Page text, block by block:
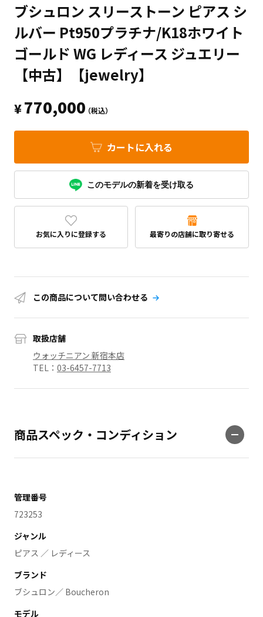
ブシュロン スリーストーン ピアス シ
ルバー Pt950プラチナ/K18ホワイト
ゴールド WG レディース ジュエリー
【中古】【jewelry】
¥770,000（税込）
カートに入れる
このモデルの新着を受け取る
お気に入りに登録する 最寄りの店舗に取り寄せる
この商品について問い合わせる
取扱店舗
ウォッチニアン 新宿本店
TEL： 03-6457-7713
商品スペック・コンディション
管理番号
723253
ジャンル
ピアス ／ レディース
ブランド
ブシュロン／ Boucheron
モデル